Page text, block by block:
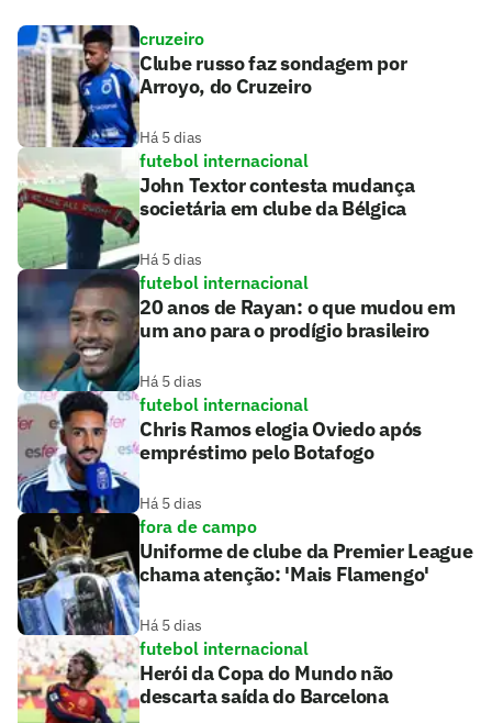
cruzeiro
Clube russo faz sondagem por
Arroyo, do Cruzeiro
Há 5 dias
futebol internacional
John Textor contesta mudança
societária em clube da Bélgica
Há 5 dias
futebol internacional
20 anos de Rayan: o que mudou em
um ano para o prodígio brasileiro
Há 5 dias
futebol internacional
Chris Ramos elogia Oviedo após
empréstimo pelo Botafogo
Há 5 dias
fora de campo
Uniforme de clube da Premier League
chama atenção: 'Mais Flamengo'
Há 5 dias
futebol internacional
Herói da Copa do Mundo não
descarta saída do Barcelona